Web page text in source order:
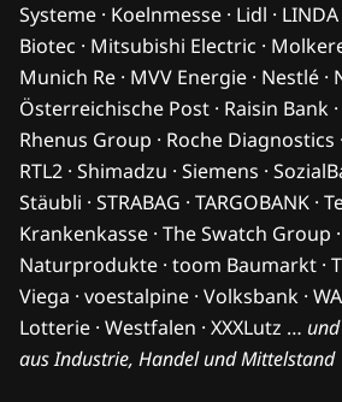
Systeme · Koelnmesse · Lidl ·
Biotec · Mitsubishi Electric ·
Munich Re · MVV Energie · Nestlé ·
Österreichische Post · Raisin Bank
Rhenus Group · Roche Diagnostics
RTL2 · Shimadzu · Siemens ·
Stäubli · STRABAG · TARGOBANK ·
Krankenkasse · The Swatch Group ·
Naturprodukte · toom Baumarkt ·
Viega · voestalpine · Volksbank ·
Lotterie · Westfalen · XXXLutz …
aus Industrie, Handel und Mittelstand